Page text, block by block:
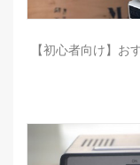
【初心者向け】お